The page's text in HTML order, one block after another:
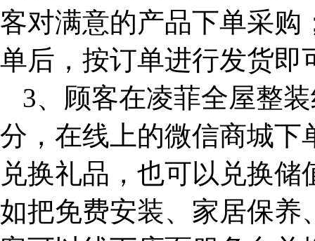
客对满意的产品下单采购
单后，按订单进行发货即
3、顾客在凌菲全屋整
分，在线上的微信商城下
兑换礼品，也可以兑换
如把免费安装、家居保养